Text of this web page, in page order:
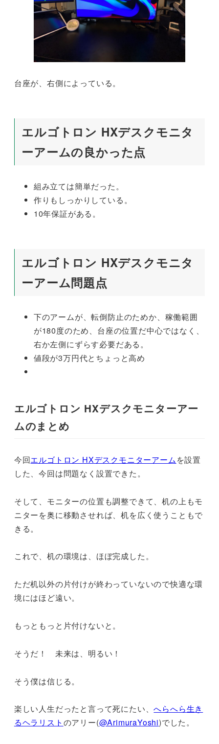
台座が、右側によっている。
エルゴトロン HXデスクモニタ
ーアームの良かった点
組み立ては簡単だった。
作りもしっかりしている。
10年保証がある。
エルゴトロン HXデスクモニタ
ーアーム問題点
下のアームが、転倒防止のためか、稼働範囲
が180度のため、台座の位置だ中心ではなく、
右か左側にずらす必要だある。
値段が3万円代とちょっと高め
エルゴトロン HXデスクモニターアー
ムのまとめ
今回エルゴトロン HXデスクモニターアームを設置
した、今回は問題なく設置できた。
そして、モニターの位置も調整できて、机の上もモ
ニターを奥に移動させれば、机を広く使うこともで
きる。
これで、机の環境は、ほぼ完成した。
ただ机以外の片付けが終わっていないので快適な環
境にはほど遠い。
もっともっと片付けないと。
そうだ！ 未来は、明るい！
そう僕は信じる。
楽しい人生だったと言って死にたい、へらへら生き
るヘラリスト のアリー(@ArimuraYoshi)でした。